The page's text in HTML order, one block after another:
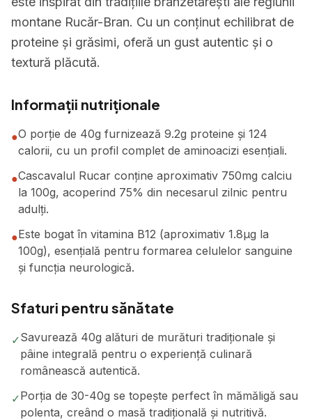
montane Rucăr-Bran. Cu un conținut echilibrat de
proteine și grăsimi, oferă un gust autentic și o
textură plăcută.
Informații nutriționale
●O porție de 40g furnizează 9.2g proteine și 124
calorii, cu un profil complet de aminoacizi esențiali.
●Cascavalul Rucar conține aproximativ 750mg calciu
la 100g, acoperind 75% din necesarul zilnic pentru
adulți.
●Este bogat în vitamina B12 (aproximativ 1.8μg la
100g), esențială pentru formarea celulelor sanguine
și funcția neurologică.
Sfaturi pentru sănătate
✓Savurează 40g alături de murături tradiționale și
pâine integrală pentru o experiență culinară
românească autentică.
✓Porția de 30-40g se topește perfect în mămăligă sau
polenta, creând o masă tradițională și nutritivă.